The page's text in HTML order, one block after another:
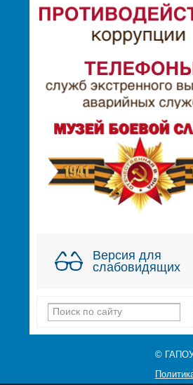
Версия для
слабовидящих
© ГАПОУ